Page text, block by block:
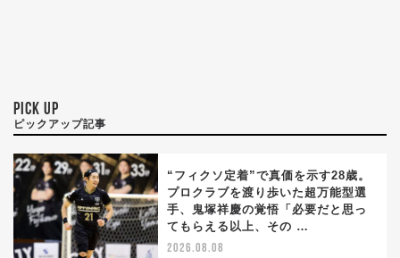
PICK UP
ピックアップ記事
“フィクソ定着”で真価を示す28歳。
プロクラブを渡り歩いた超万能型選
手、鬼塚祥慶の覚悟「必要だと思っ
てもらえる以上、その …
2026.08.08